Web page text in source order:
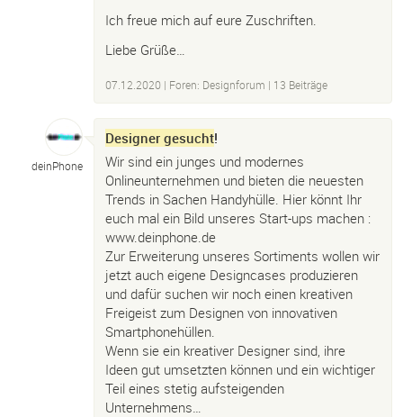
Ich freue mich auf eure Zuschriften.
Liebe Grüße…
07.12.2020 | Foren: Designforum | 13 Beiträge
deinPhone
Designer gesucht!
Wir sind ein junges und modernes
Onlineunternehmen und bieten die neuesten
Trends in Sachen Handyhülle. Hier könnt Ihr
euch mal ein Bild unseres Start-ups machen :
www.deinphone.de
Zur Erweiterung unseres Sortiments wollen wir
jetzt auch eigene Designcases produzieren
und dafür suchen wir noch einen kreativen
Freigeist zum Designen von innovativen
Smartphonehüllen.
Wenn sie ein kreativer Designer sind, ihre
Ideen gut umsetzten können und ein wichtiger
Teil eines stetig aufsteigenden
Unternehmens…